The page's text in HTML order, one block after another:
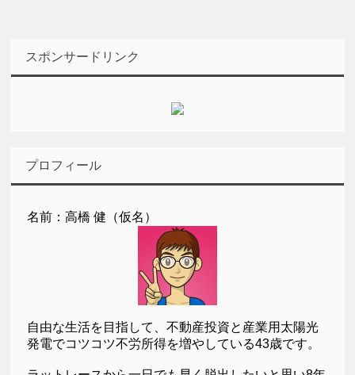
スポンサードリンク
プロフィール
名前：高橋 健（仮名）
自由な生活を目指して、不動産投資と産業用太陽光
発電でコツコツ不労所得を増やしている43歳です。